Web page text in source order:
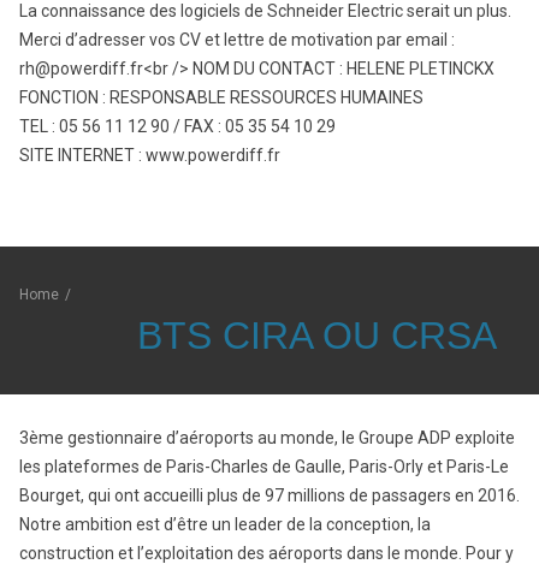
La connaissance des logiciels de Schneider Electric serait un plus.
Merci d’adresser vos CV et lettre de motivation par email :
rh@powerdiff.fr<br /> NOM DU CONTACT : HELENE PLETINCKX
FONCTION : RESPONSABLE RESSOURCES HUMAINES
TEL : 05 56 11 12 90 / FAX : 05 35 54 10 29
SITE INTERNET : www.powerdiff.fr
Home /
BTS CIRA OU CRSA
3ème gestionnaire d’aéroports au monde, le Groupe ADP exploite
les plateformes de Paris-Charles de Gaulle, Paris-Orly et Paris-Le
Bourget, qui ont accueilli plus de 97 millions de passagers en 2016.
Notre ambition est d’être un leader de la conception, la
construction et l’exploitation des aéroports dans le monde. Pour y